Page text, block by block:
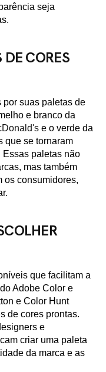
seja
DE CORES
suas paletas de
e branco da
e o verde da
que se tornaram
paletas não
mas também
os consumidores,
que facilitam a
Adobe Color e
e Color Hunt
de cores prontas.
e
criar uma paleta
da marca e as